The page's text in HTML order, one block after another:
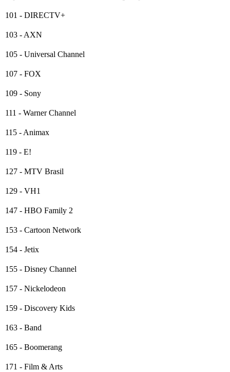
101 - DIRECTV+
103 - AXN
105 - Universal Channel
107 - FOX
109 - Sony
111 - Warner Channel
115 - Animax
119 - E!
127 - MTV Brasil
129 - VH1
147 - HBO Family 2
153 - Cartoon Network
154 - Jetix
155 - Disney Channel
157 - Nickelodeon
159 - Discovery Kids
163 - Band
165 - Boomerang
171 - Film & Arts